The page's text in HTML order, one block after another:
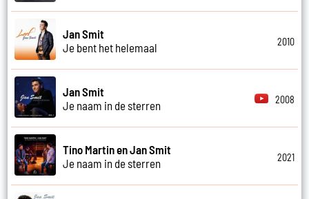
Jan Smit
Je bent het helemaal
2010
Jan Smit
Je naam in de sterren
2008
Tino Martin en Jan Smit
Je naam in de sterren
2021